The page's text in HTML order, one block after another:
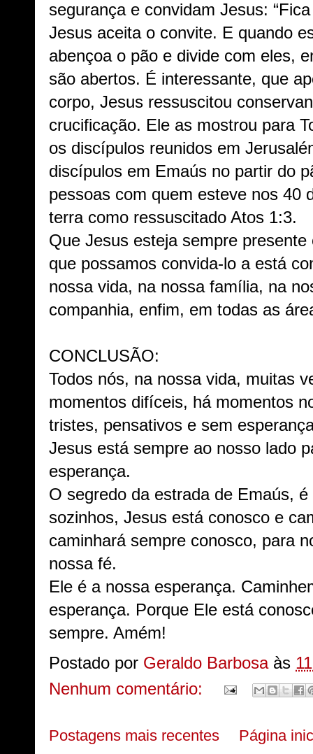
segurança e convidam Jesus:
Jesus aceita o convite. E quando
abençoa o pão e divide com eles,
são abertos. É interessante, que
corpo, Jesus ressuscitou
crucificação. Ele as mostrou para
os discípulos reunidos em
discípulos em Emaús no partir do
pessoas com quem esteve nos 40
terra como ressuscitado Atos 1:3.
Que Jesus esteja sempre
que possamos convida-lo a está
nossa vida, na nossa família, na
companhia, enfim, em todas as
CONCLUSÃO:
Todos nós, na nossa vida, muitas
momentos difíceis, há momentos
tristes, pensativos e sem
Jesus está sempre ao nosso lado
esperança.
O segredo da estrada de Emaús,
sozinhos, Jesus está conosco e
caminhará sempre conosco, para
nossa fé.
Ele é a nossa esperança.
esperança. Porque Ele está
sempre. Amém!
Postado por Geraldo Barbosa às
Nenhum comentário:
Postagens mais recentes Página